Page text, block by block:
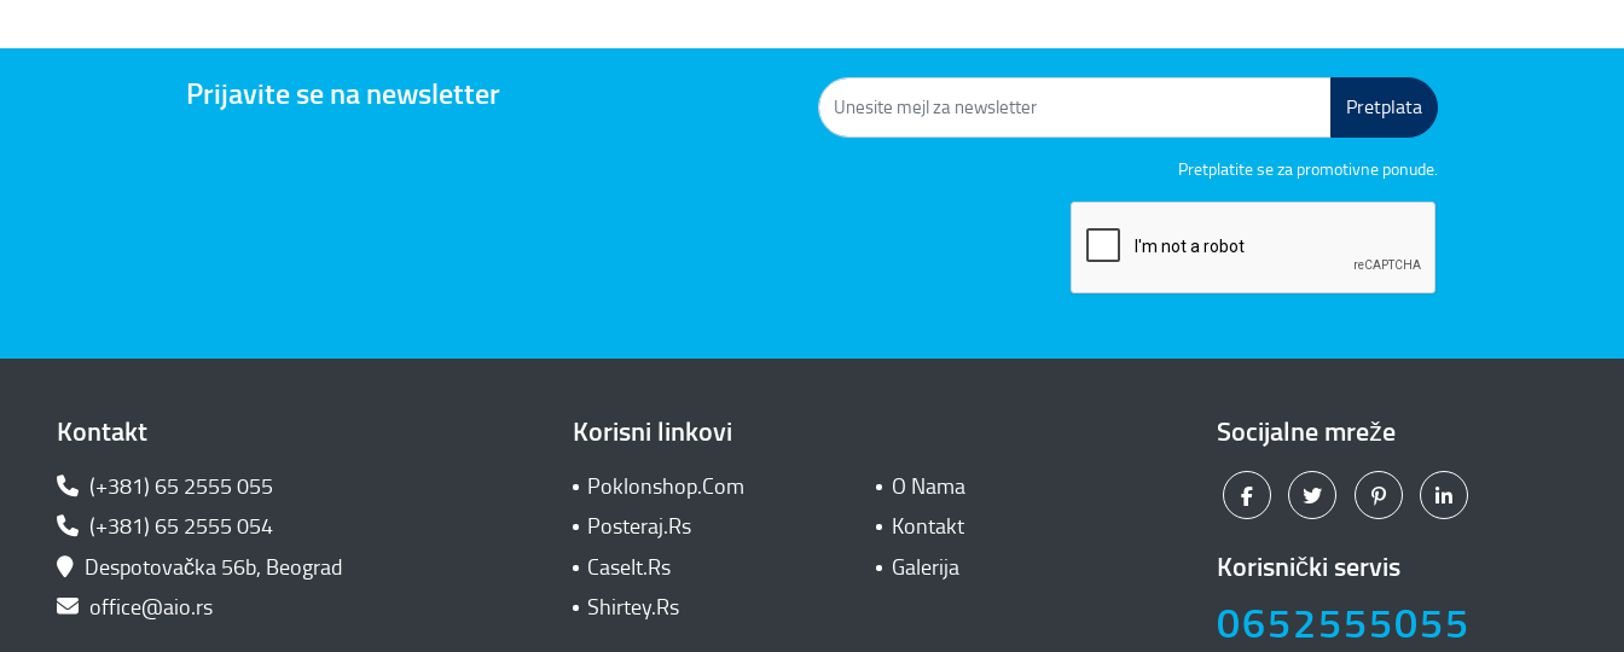
Prijavite se na newsletter Pretplata
Pretplatite se za promotivne ponude.
Kontakt
(+381) 65 2555 055
(+381) 65 2555 054
Despotovačka 56b, Beograd
office@aio.rs
Korisni linkovi
Poklonshop.Com
O Nama
Posteraj.Rs
Kontakt
CaseIt.Rs
Galerija
Shirtey.Rs
Socijalne mreže
Korisnički servis
0652555055